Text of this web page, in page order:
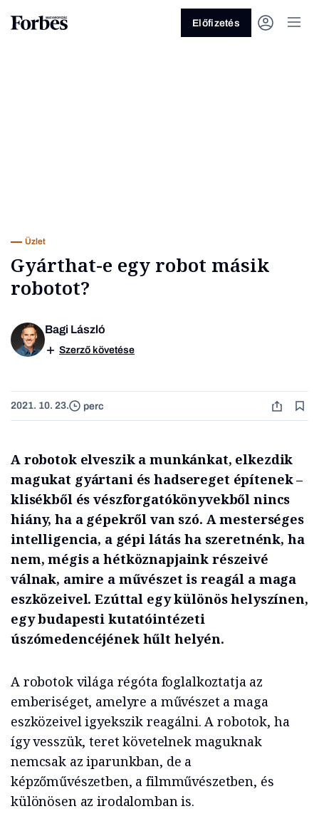
Előfizetés
Üzlet
Gyárthat-e egy robot másik
robotot?
Bagi László
Szerző követése
2021. 10. 23. perc
A robotok elveszik a munkánkat, elkezdik
magukat gyártani és hadsereget építenek –
klisékből és vészforgatókönyvekből nincs
hiány, ha a gépekről van szó. A mesterséges
intelligencia, a gépi látás ha szeretnénk, ha
nem, mégis a hétköznapjaink részeivé
válnak, amire a művészet is reagál a maga
eszközeivel. Ezúttal egy különös helyszínen,
egy budapesti kutatóintézeti
úszómedencéjének hűlt helyén.
A robotok világa régóta foglalkoztatja az
emberiséget, amelyre a művészet a maga
eszközeivel igyekszik reagálni. A robotok, ha
így vesszük, teret követelnek maguknak
nemcsak az iparunkban, de a
képzőművészetben, a filmművészetben, és
különösen az irodalomban is.